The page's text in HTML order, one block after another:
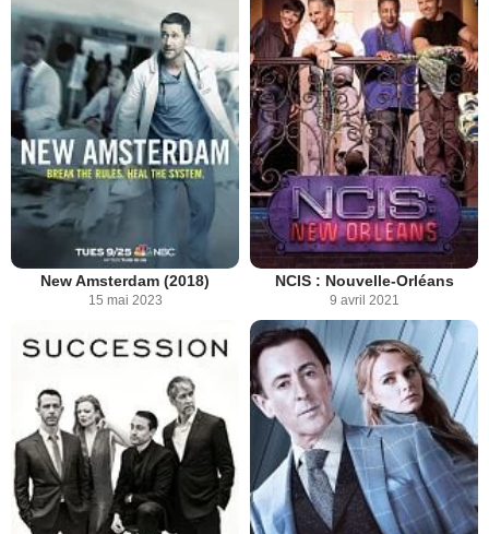
New Amsterdam (2018)
15 mai 2023
NCIS : Nouvelle-Orléans
9 avril 2021